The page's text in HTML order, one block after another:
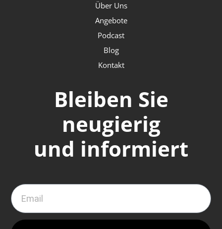
Über Uns
Angebote
Podcast
Blog
Kontakt
Bleiben Sie
neugierig
und informiert